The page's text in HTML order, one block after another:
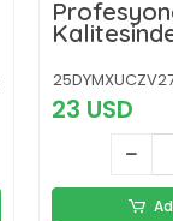
Sakal
23 USD